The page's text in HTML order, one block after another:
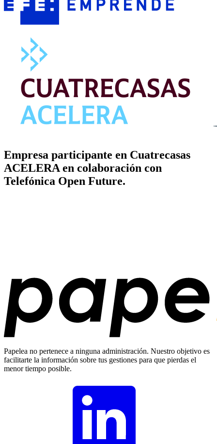
Empresa participante en Cuatrecasas
ACELERA en colaboración con
Telefónica Open Future.
Papelea no pertenece a ninguna administración. Nuestro objetivo es
facilitarte la información sobre tus gestiones para que pierdas el
menor tiempo posible.